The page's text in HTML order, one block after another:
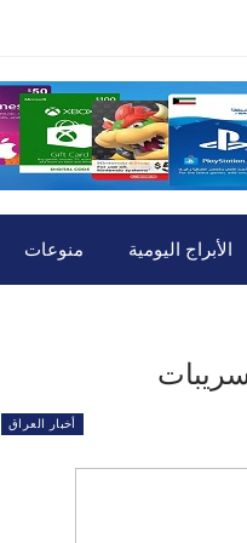
الأبراج اليومية منوعات
أخبار العراق